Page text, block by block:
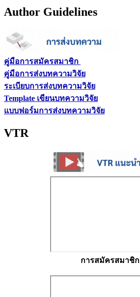
Author Guidelines
คู่มือการสมัครสมาชิก
คู่มือการส่งบทความวิจัย
ระเบียบการส่งบทความวิจัย
Template เขียนบทความวิจัย
แบบฟอร์มการส่งบทความวิจัย
VTR
การสมัครสมาชิก